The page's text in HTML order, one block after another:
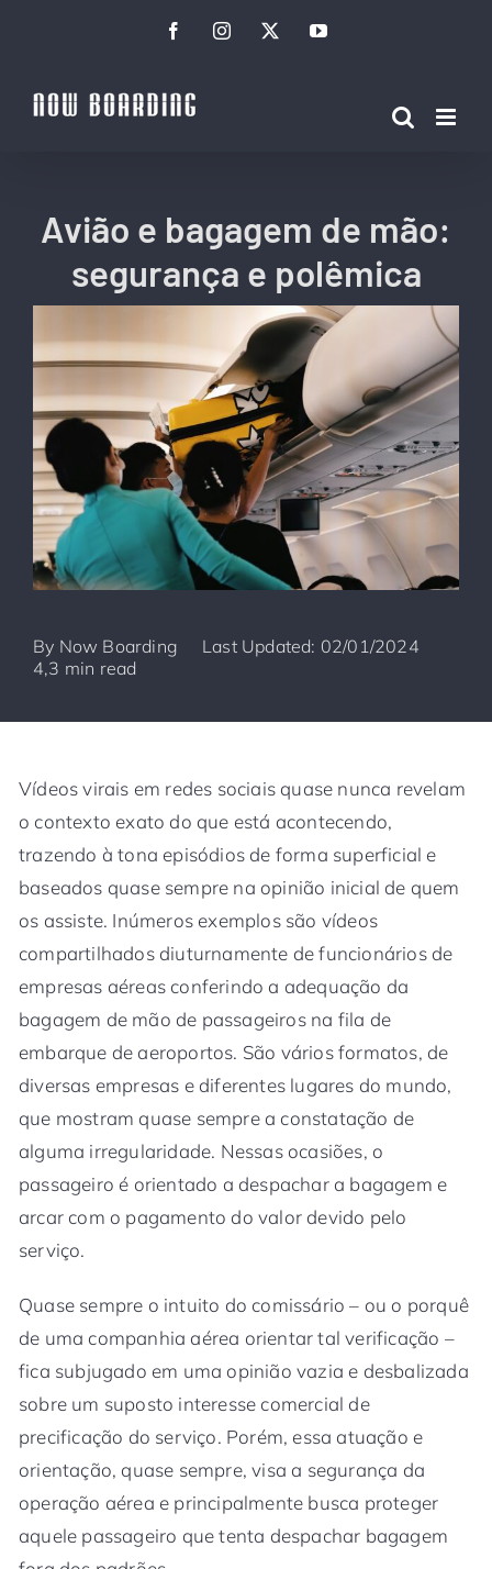
conteúdo
FacebookInstagramTwitterYouTube
Avião e bagagem de mão:
segurança e polêmica
By Now Boarding
Last Updated: 02/01/2024
4,3 min read
Vídeos virais em redes sociais quase nunca revelam
o contexto exato do que está acontecendo,
trazendo à tona episódios de forma superficial e
baseados quase sempre na opinião inicial de quem
os assiste. Inúmeros exemplos são vídeos
compartilhados diuturnamente de funcionários de
empresas aéreas conferindo a adequação da
bagagem de mão de passageiros na fila de
embarque de aeroportos. São vários formatos, de
diversas empresas e diferentes lugares do mundo,
que mostram quase sempre a constatação de
alguma irregularidade. Nessas ocasiões, o
passageiro é orientado a despachar a bagagem e
arcar com o pagamento do valor devido pelo
serviço.
Quase sempre o intuito do comissário – ou o porquê
de uma companhia aérea orientar tal verificação –
fica subjugado em uma opinião vazia e desbalizada
sobre um suposto interesse comercial de
precificação do serviço. Porém, essa atuação e
orientação, quase sempre, visa a segurança da
operação aérea e principalmente busca proteger
aquele passageiro que tenta despachar bagagem